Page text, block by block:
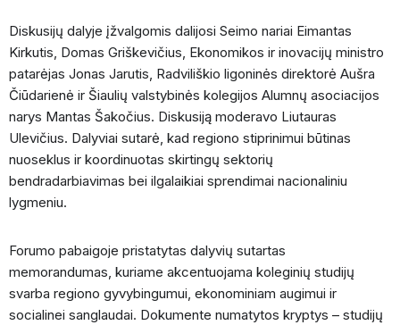
Diskusijų dalyje įžvalgomis dalijosi Seimo nariai Eimantas
Kirkutis, Domas Griškevičius, Ekonomikos ir inovacijų ministro
patarėjas Jonas Jarutis, Radviliškio ligoninės direktorė Aušra
Čiūdarienė ir Šiaulių valstybinės kolegijos Alumnų asociacijos
narys Mantas Šakočius. Diskusiją moderavo Liutauras
Ulevičius. Dalyviai sutarė, kad regiono stiprinimui būtinas
nuoseklus ir koordinuotas skirtingų sektorių
bendradarbiavimas bei ilgalaikiai sprendimai nacionaliniu
lygmeniu.
Forumo pabaigoje pristatytas dalyvių sutartas
memorandumas, kuriame akcentuojama koleginių studijų
svarba regiono gyvybingumui, ekonominiam augimui ir
socialinei sanglaudai. Dokumente numatytos kryptys – studijų